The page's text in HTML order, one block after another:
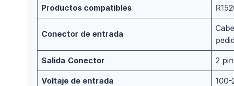
Productos compatibles
Conector de entrada
Salida Conector 2
Voltaje de entrada 100-